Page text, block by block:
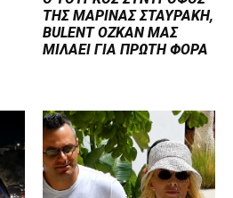
ΤΗΣ ΜΑΡΙΝΑΣ ΣΤΑΥΡΑΚΗ,
BULENT OZKAN ΜΑΣ
ΜΙΛΑΕΙ ΓΙΑ ΠΡΩΤΗ ΦΟΡΑ